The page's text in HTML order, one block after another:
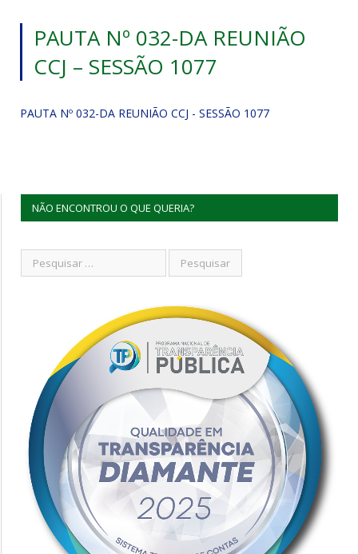
PAUTA Nº 032-DA REUNIÃO
CCJ – SESSÃO 1077
PAUTA Nº 032-DA REUNIÃO CCJ - SESSÃO 1077
NÃO ENCONTROU O QUE QUERIA?